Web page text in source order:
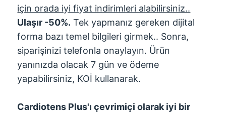
için orada iyi fiyat indirimleri alabilirsiniz..
Ulaşır -50%. Tek yapmanız gereken dijital
forma bazı temel bilgileri girmek.. Sonra,
siparişinizi telefonla onaylayın. Ürün
yanınızda olacak 7 gün ve ödeme
yapabilirsiniz, KOİ kullanarak.
Cardiotens Plus'ı çevrimiçi olarak iyi bir